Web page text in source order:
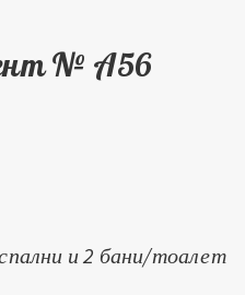
№ A56
и 2 бани/тоалет